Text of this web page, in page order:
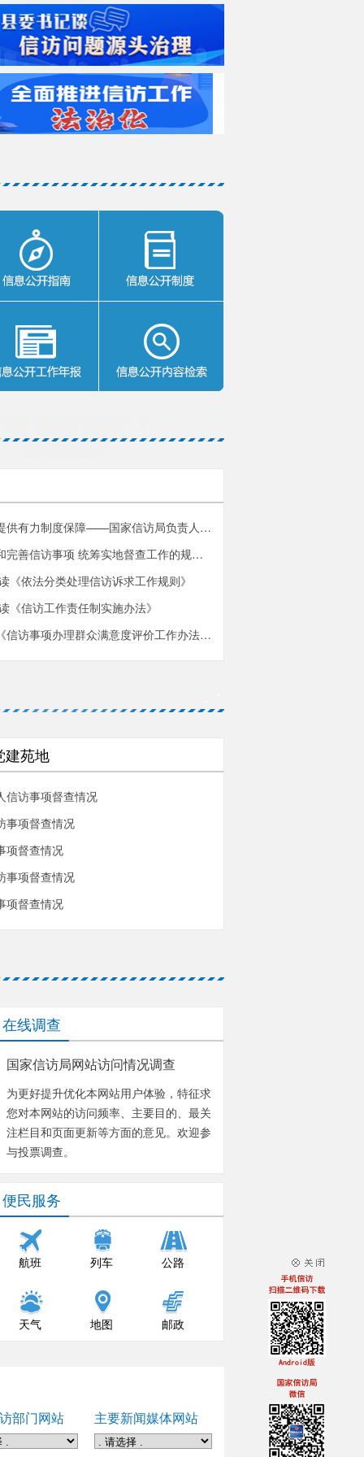
为加强和改进新时代信访工作提供有力制度保障——国家信访局负责人就《信访工作条例》答记者问
《国家信访局关于进一步加强和完善信访事项 统筹实地督查工作的规定》有关情况解读
《依法分类处理信访诉求工作规则》
《信访工作责任制实施办法》
国家信访局负责人就贯彻落实《信访事项办理群众满意度评价工作办法》答记者问
建苑地
信访事项督查情况
事项督查情况
项督查情况
事项督查情况
项督查情况
在线调查
国家信访局网站访问情况调查
为更好提升优化本网站用户体验，特征求
您对本网站的访问频率、主要目的、最关
注栏目和页面更新等方面的意见。欢迎参
与投票调查。
便民服务
航班 列车 公路
天气 地图 邮政
部门网站 主要新闻媒体网站